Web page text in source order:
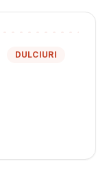
DULCIURI